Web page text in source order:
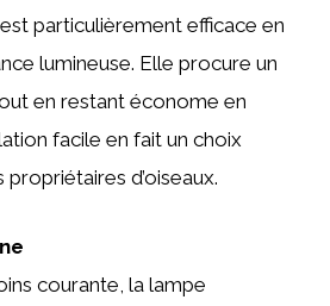
particulièrement efficace en
lumineuse. Elle procure un
en restant économe en
facile en fait un choix
d’oiseaux.
courante, la lampe